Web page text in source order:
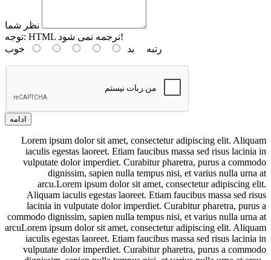
نظر شما
توجه:
HTML ترجمه نمی شود!
رتبه بد خوب
ادامه
Lorem ipsum dolor sit amet, consectetur adipiscing elit. Aliquam
iaculis egestas laoreet. Etiam faucibus massa sed risus lacinia in
vulputate dolor imperdiet. Curabitur pharetra, purus a commodo
dignissim, sapien nulla tempus nisi, et varius nulla urna at
arcu.Lorem ipsum dolor sit amet, consectetur adipiscing elit.
Aliquam iaculis egestas laoreet. Etiam faucibus massa sed risus
lacinia in vulputate dolor imperdiet. Curabitur pharetra, purus a
commodo dignissim, sapien nulla tempus nisi, et varius nulla urna at
arcuLorem ipsum dolor sit amet, consectetur adipiscing elit. Aliquam
iaculis egestas laoreet. Etiam faucibus massa sed risus lacinia in
vulputate dolor imperdiet. Curabitur pharetra, purus a commodo